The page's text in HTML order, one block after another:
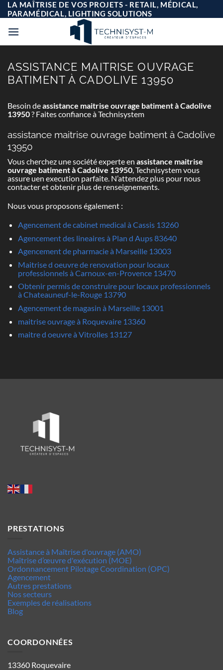
Passer
au
contenu
LA MAÎTRISE DE VOS PROJETS - RETAIL, MÉDICAL,
PARAMÉDICAL, LIGHTING SOLUTIONS
ASSISTANCE MAITRISE OUVRAGE
BATIMENT À CADOLIVE 13950
Besoin deassistance maitrise ouvrage batiment à Cadolive
13950? Faites confiance à Technisystem
assistance maitrise ouvrage batiment à Cadolive
13950
Vous cherchez une société experte en assistance maitrise
ouvrage batiment à Cadolive 13950, Technisystem vous
assure uen execution parfaite. N’attendez plus pour nous
contacter et obtenir plus de renseignements.
Nous vous proposons également :
Agencement de cabinet medical à Cassis 13260
Agencement des lineaires à Plan d Aups 83640
Agencement de pharmacie à Marseille 13003
Maitrise d oeuvre de renovation pour locaux
professionnels à Carnoux-en-Provence 13470
Obtenir permis de construire pour locaux professionnels
à Chateauneuf-le-Rouge 13790
Agencement de magasin à Marseille 13001
maitrise ouvrage à Roquevaire 13360
maitre d oeuvre à Vitrolles 13127
PRESTATIONS
Assistance à Maîtrise d'ouvrage (AMO)
Maîtrise d’œuvre d'exécution (MOE)
Ordonnancement Pilotage Coordination (OPC)
Agencement
Autres prestations
Nos secteurs
Exemples de réalisations
Blog
COORDONNÉES
13360 Roquevaire